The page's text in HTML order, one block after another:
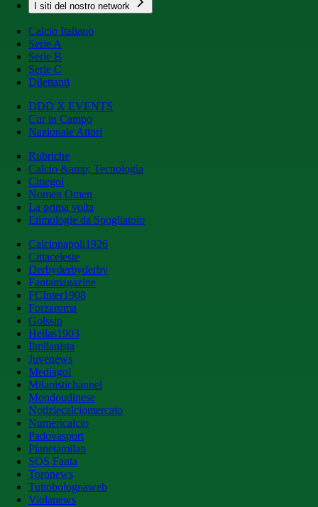
I siti del nostro network
Calcio Italiano
Serie A
Serie B
Serie C
Dilettanti
DDD X EVENTS
Cur in Campo
Nazionale Attori
Rubriche
Calcio &amp; Tecnologia
Cinegol
Nomen Omen
La prima volta
Etimologie da Spogliatoio
Calcionapoli1926
Cittaceleste
Derbyderbyderby
Fantamagazine
FCInter1908
Forzaroma
Golssip
Hellas1903
Ilmilanista
Juvenews
Mediagol
Milanistichannel
Mondoudinese
Notiziecalciomercato
Numericalcio
Padovasport
Pianetamilan
SOS Fanta
Toronews
Tuttobolognaweb
Violanews